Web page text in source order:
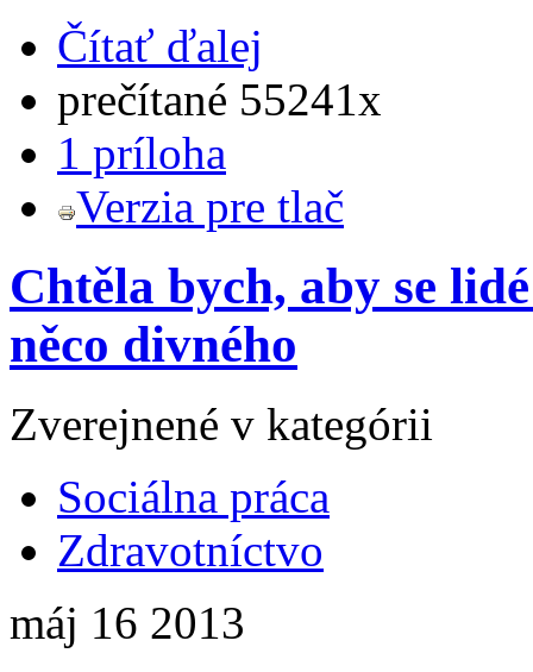
Čítať ďalej
prečítané 55241x
1 príloha
Verzia pre tlač
Chtěla bych, aby se
něco divného
Zverejnené v kategórii
Sociálna práca
Zdravotníctvo
máj 16 2013